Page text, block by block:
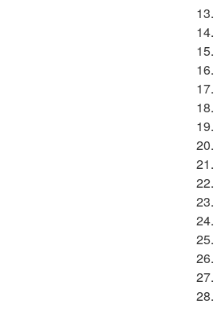
13.
14.
15.
16.
17.
18.
19.
20.
21.
22.
23.
24.
25.
26.
27.
28.